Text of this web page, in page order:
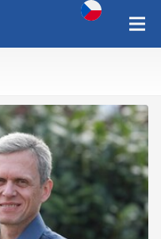
v Plzni 2015 - 2026,